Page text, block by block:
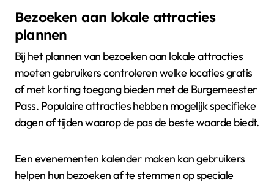
Bezoeken aan lokale attracties
plannen
Bij het plannen van bezoeken aan lokale attracties
moeten gebruikers controleren welke locaties gratis
of met korting toegang bieden met de Burgemeester
Pass. Populaire attracties hebben mogelijk specifieke
dagen of tijden waarop de pas de beste waarde biedt.
Een evenementen kalender maken kan gebruikers
helpen hun bezoeken af te stemmen op speciale